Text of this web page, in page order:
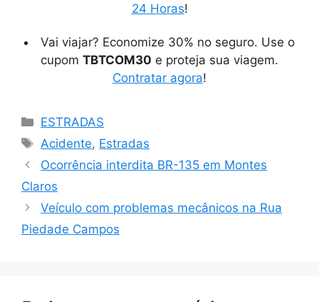
24 Horas!
Vai viajar? Economize 30% no seguro. Use o
cupom TBTCOM30 e proteja sua viagem.
Contratar agora!
Categorias
ESTRADAS
Tags
Acidente, Estradas
Ocorrência interdita BR-135 em Montes
Claros
Veículo com problemas mecânicos na Rua
Piedade Campos